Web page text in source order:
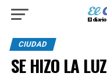
CIUDAD
SE HIZO LA LUZ